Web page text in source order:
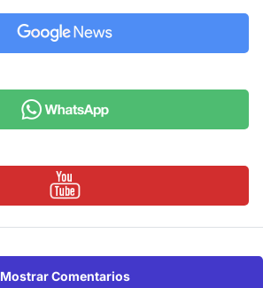
Mostrar Comentarios